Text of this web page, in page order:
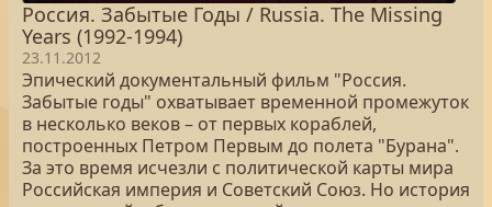
Россия. Забытые Годы / Russia. The Missing
Years (1992-1994)
23.11.2012
Эпический документальный фильм "Россия.
Забытые годы" охватывает временной промежуток
в несколько веков – от первых кораблей,
построенных Петром Первым до полета "Бурана".
За это время исчезли с политической карты мира
Российская империя и Советский Союз. Но история